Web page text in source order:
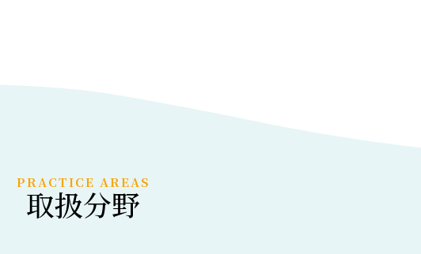
PRACTICE AREAS
取扱分野